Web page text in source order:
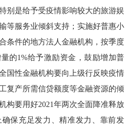
别是给予受疫情影响较大的旅游娱
等服务业倾斜支持；实施好普惠小
条件的地方法人金融机构，按季度
的1%给予激励资金，鼓励增加普
国性金融机构要向上级行反映疫情
复产所需信贷额度等金融资源的倾
构要用好2021年两次全面降准释放
保充足发力、精准发力、靠前发